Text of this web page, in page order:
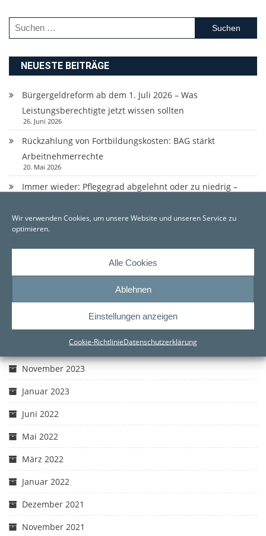
Wir verwenden Cookies, um unsere Website und unseren Service zu
optimieren.
Alle Cookies
Ablehnen
Einstellungen anzeigen
Cookie-RichtlinieDatenschutzerklärung
Suchen
nach:
NEUESTE BEITRÄGE
Bürgergeldreform ab dem 1. Juli 2026 – Was
Leistungsberechtigte jetzt wissen sollten
26. Juni 2026
Rückzahlung von Fortbildungskosten: BAG stärkt
Arbeitnehmerrechte
20. Mai 2026
Immer wieder: Pflegegrad abgelehnt oder zu niedrig –
AKTUELES – ARCHIV
Juni 2026
Mai 2026
Dezember 2023
November 2023
Januar 2023
Juni 2022
Mai 2022
März 2022
Januar 2022
Dezember 2021
November 2021